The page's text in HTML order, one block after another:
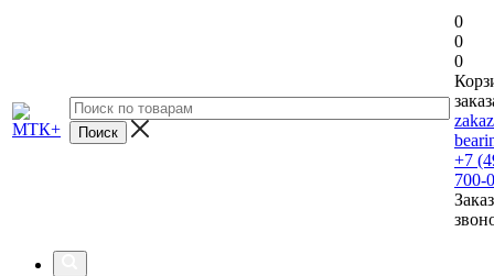
0
0
0
+7
700-